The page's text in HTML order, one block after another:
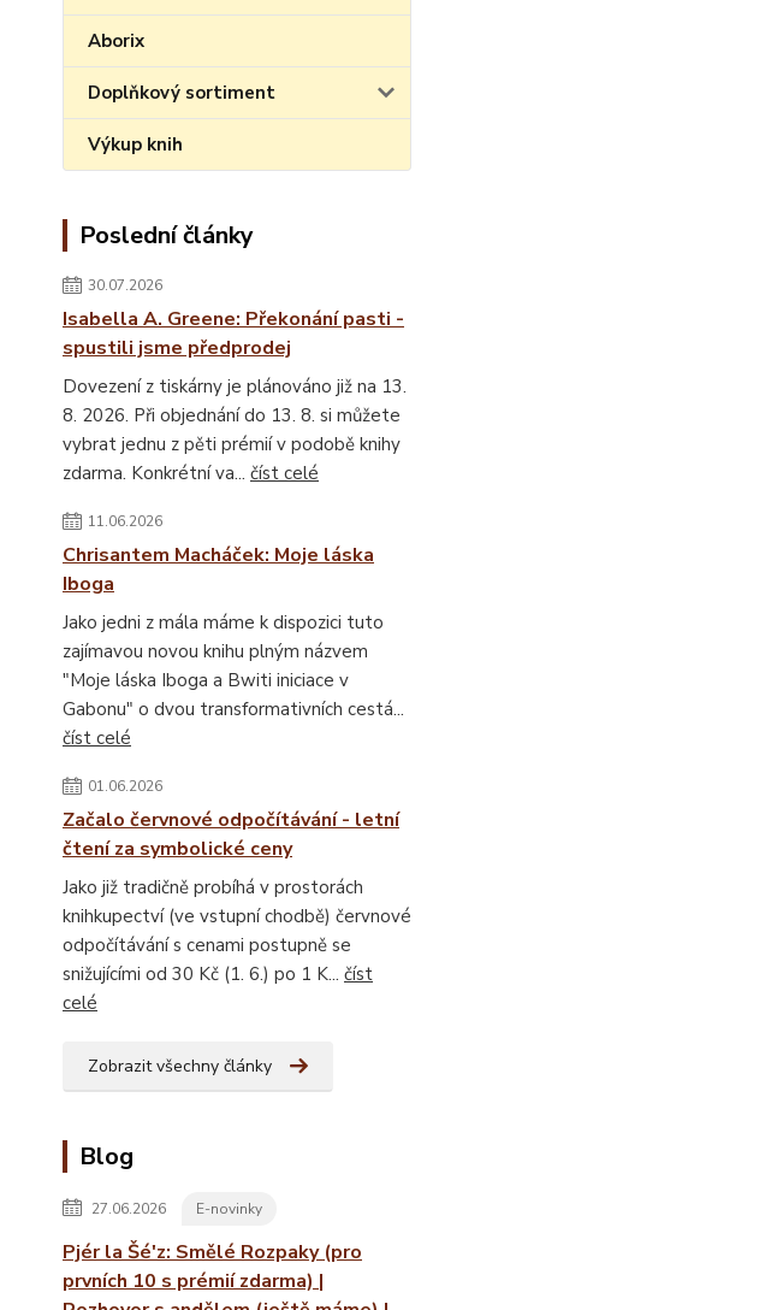
Aborix
Doplňkový sortiment
Výkup knih
Poslední články
30.07.2026
Isabella A. Greene: Překonání pasti -
spustili jsme předprodej
Dovezení z tiskárny je plánováno již na 13.
8. 2026. Při objednání do 13. 8. si můžete
vybrat jednu z pěti prémií v podobě knihy
zdarma. Konkrétní va... číst celé
11.06.2026
Chrisantem Macháček: Moje láska
Iboga
Jako jedni z mála máme k dispozici tuto
zajímavou novou knihu plným názvem
"Moje láska Iboga a Bwiti iniciace v
Gabonu" o dvou transformativních cestá...
číst celé
01.06.2026
Začalo červnové odpočítávání - letní
čtení za symbolické ceny
Jako již tradičně probíhá v prostorách
knihkupectví (ve vstupní chodbě) červnové
odpočítávání s cenami postupně se
snižujícími od 30 Kč (1. 6.) po 1 K... číst
celé
Zobrazit všechny články
Blog
27.06.2026 E-novinky
Pjér la Šé'z: Smělé Rozpaky (pro
prvních 10 s prémií zdarma) |